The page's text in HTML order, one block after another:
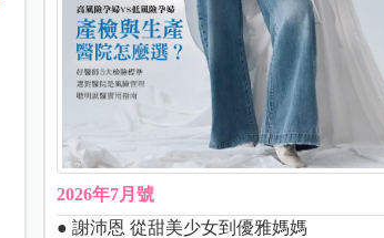
2026年7月號
● 謝沛恩 從甜美少女到優雅媽媽